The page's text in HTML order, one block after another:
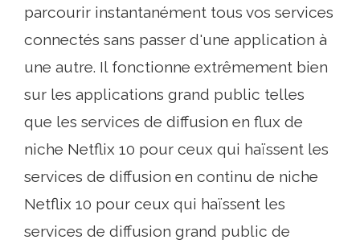
parcourir instantanément tous vos services
connectés sans passer d'une application à
une autre. Il fonctionne extrêmement bien
sur les applications grand public telles
que les services de diffusion en flux de
niche Netflix 10 pour ceux qui haïssent les
services de diffusion en continu de niche
Netflix 10 pour ceux qui haïssent les
services de diffusion grand public de